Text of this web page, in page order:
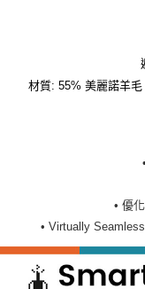
材質: 55% 美麗諾羊
• 優
• Virtually